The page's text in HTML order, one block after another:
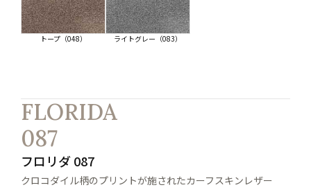
トープ（048） ライトグレー（083）
FLORIDA
087
フロリダ 087
クロコダイル柄のプリントが施されたカーフスキンレザー